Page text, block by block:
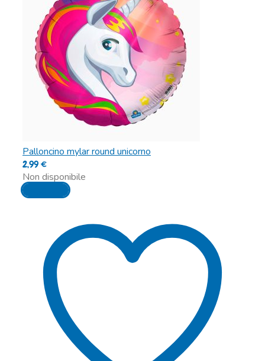
Palloncino mylar round unicorno
2,99€
Non disponibile
Leggi tutto